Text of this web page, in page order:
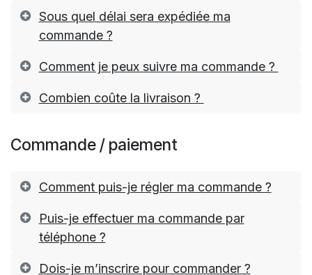
Sous quel délai sera expédiée ma
commande ?
Comment je peux suivre ma commande ?
Combien coûte la livraison ?
Commande / paiement
Comment puis-je régler ma commande ?
Puis-je effectuer ma commande par
téléphone ?
Dois-je m’inscrire pour commander ?